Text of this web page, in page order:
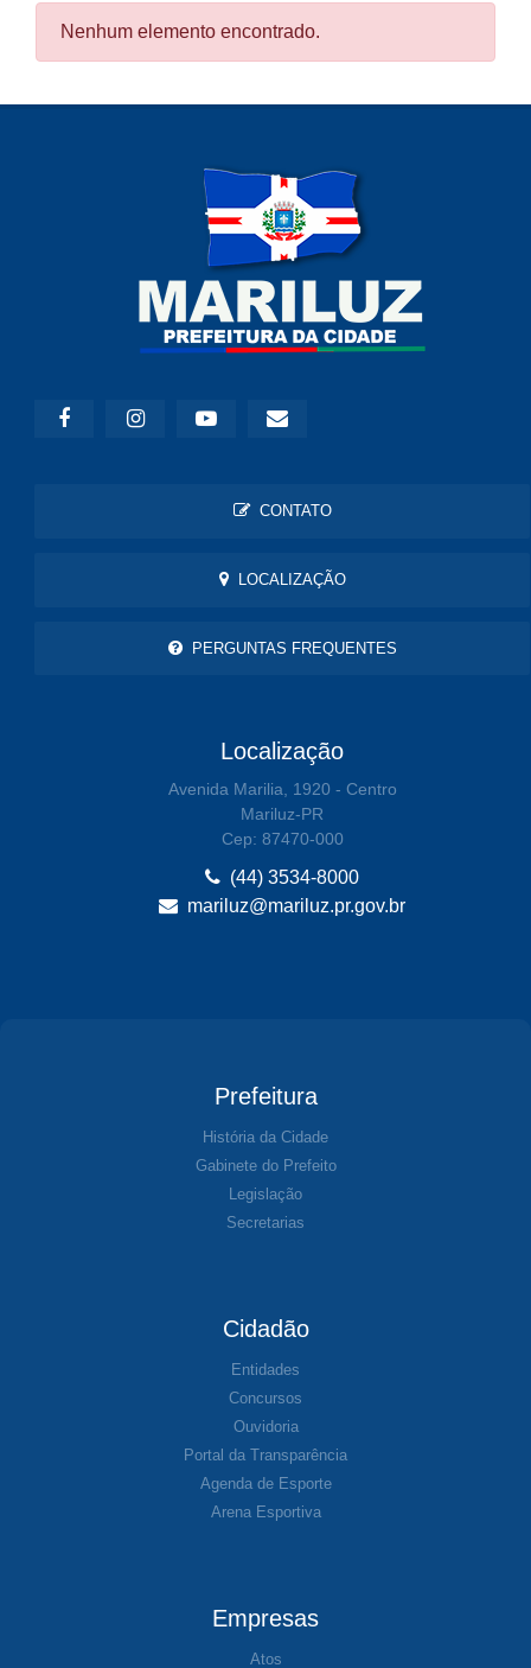
Nenhum elemento encontrado.
CONTATO
LOCALIZAÇÃO
PERGUNTAS FREQUENTES
Localização
Avenida Marilia, 1920 - Centro
Mariluz-PR
Cep: 87470-000
(44) 3534-8000
mariluz@mariluz.pr.gov.br
Prefeitura
História da Cidade
Gabinete do Prefeito
Legislação
Secretarias
Cidadão
Entidades
Concursos
Ouvidoria
Portal da Transparência
Agenda de Esporte
Arena Esportiva
Empresas
Atos